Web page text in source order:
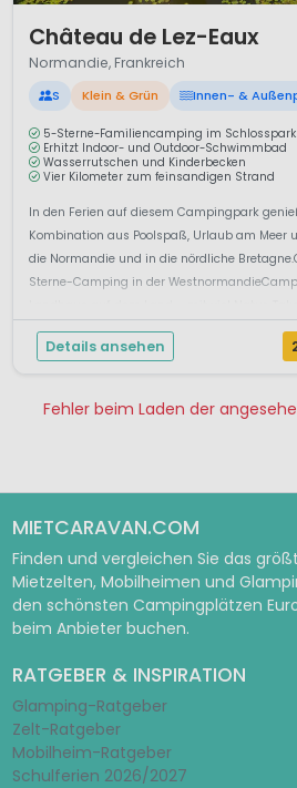
Château de Lez-Eaux
Normandie, Frankreich
S Klein & Grün Innen- &
5-Sterne-Familiencamping im Schlosspark
Erhitzt Indoor- und Outdoor-Schwimmbad
Wasserrutschen und Kinderbecken
Vier Kilometer zum feinsandigen Strand
In den Ferien auf diesem Campingpark
Kombination aus Poolspaß, Urlaub am Meer
die Normandie und in die nördliche
Sterne-Camping in der
Details ansehen
Fehler beim Laden der
MIETCARAVAN.COM
Finden und vergleichen Sie das
Mietzelten, Mobilheimen und
den schönsten Campingplätzen
beim Anbieter buchen.
RATGEBER & INSPIRATION
Glamping-Ratgeber
Zelt-Ratgeber
Mobilheim-Ratgeber
Schulferien 2026/2027